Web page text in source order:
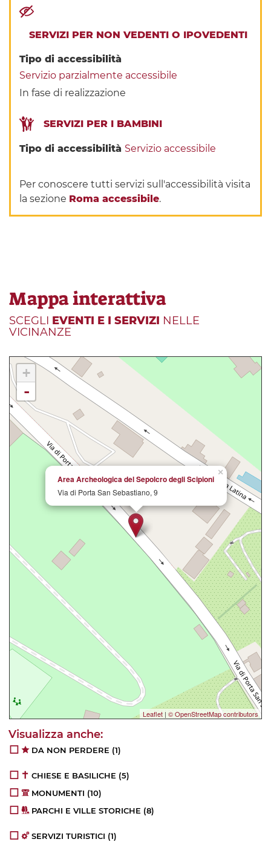
SERVIZI PER NON VEDENTI O IPOVEDENTI
Tipo di accessibilità
Servizio parzialmente accessibile
In fase di realizzazione
SERVIZI PER I BAMBINI
Tipo di accessibilità Servizio accessibile
Per conoscere tutti servizi sull'accessibilità visita
la sezione Roma accessibile.
Mappa interattiva
SCEGLI EVENTI E I SERVIZI NELLE
VICINANZE
×
Area Archeologica del Sepolcro degli Scipioni
Via di Porta San Sebastiano, 9
+
-
Leaflet | © OpenStreetMap contributors
DA NON PERDERE (1)
CHIESE E BASILICHE (5)
MONUMENTI (10)
PARCHI E VILLE STORICHE (8)
SERVIZI TURISTICI (1)